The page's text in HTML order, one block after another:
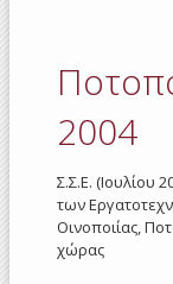
2004
Σ.Σ.Ε. (Ιουλίου
των
Οινοποιίας,
χώρας